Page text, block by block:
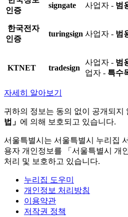
인증
signgate 사업자 - 범
한국전자
인증
turingsign 사업자 - 범
KTNET tradesign
사업자 - 범
업자 - 특수
자세히 알아보기
귀하의 정보는 동의 없이 공개되지
법」 에 의해 보호되고 있습니다.
서울특별시는 서울특별시 누리집
용자 개인정보를 「서울특별시 개
처리 및 보호하고 있습니다.
누리집 도우미
개인정보 처리방침
이용약관
저작권 정책